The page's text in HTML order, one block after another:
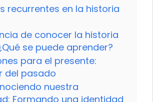
recurrentes en la historia
de conocer la historia
se puede aprender?
para el presente:
del pasado
nuestra
Formando una identidad